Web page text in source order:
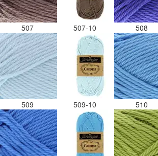
507 507-10 508
509 509-10 510